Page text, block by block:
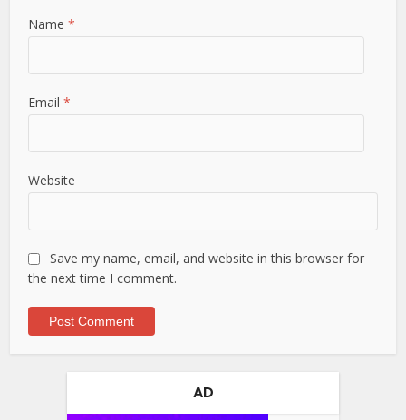
Name*
Email*
Website
Save my name, email, and website in this browser for
the next time I comment.
AD